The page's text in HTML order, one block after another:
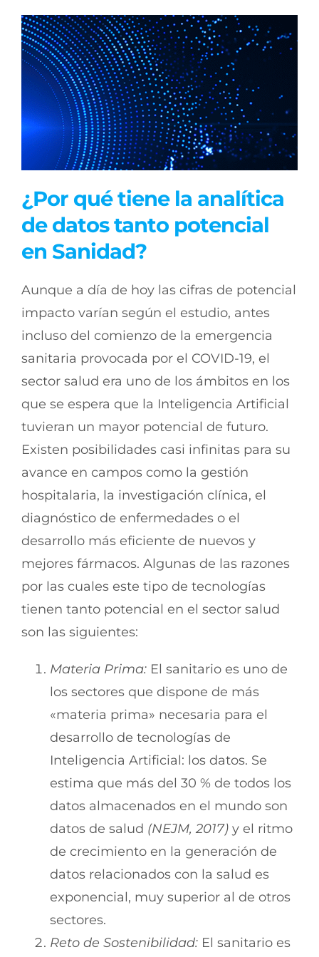
¿Por qué tiene la analítica
de datos tanto potencial
en Sanidad?
Aunque a día de hoy las cifras de potencial
impacto varían según el estudio, antes
incluso del comienzo de la emergencia
sanitaria provocada por el COVID-19, el
sector salud era uno de los ámbitos en los
que se espera que la Inteligencia Artificial
tuvieran un mayor potencial de futuro.
Existen posibilidades casi infinitas para su
avance en campos como la gestión
hospitalaria, la investigación clínica, el
diagnóstico de enfermedades o el
desarrollo más eficiente de nuevos y
mejores fármacos. Algunas de las razones
por las cuales este tipo de tecnologías
tienen tanto potencial en el sector salud
son las siguientes:
Materia Prima: El sanitario es uno de
los sectores que dispone de más
«materia prima» necesaria para el
desarrollo de tecnologías de
Inteligencia Artificial: los datos. Se
estima que más del 30 % de todos los
datos almacenados en el mundo son
datos de salud (NEJM, 2017) y el ritmo
de crecimiento en la generación de
datos relacionados con la salud es
exponencial, muy superior al de otros
sectores.
Reto de Sostenibilidad: El sanitario es